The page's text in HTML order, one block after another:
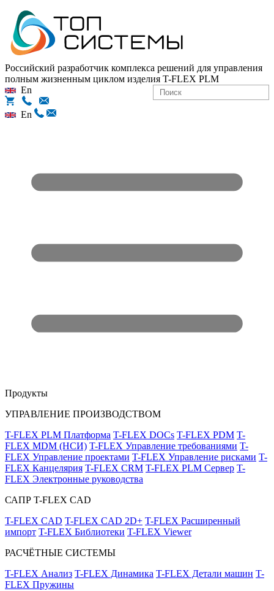
Российский разработчик комплекса решений для управления
полным жизненным циклом изделия T-FLEX PLM
En
En
Продукты
УПРАВЛЕНИЕ ПРОИЗВОДСТВОМ
T-FLEX PLM Платформа T-FLEX DOCs T-FLEX PDM T-
FLEX MDM (НСИ) T-FLEX Управление требованиями T-
FLEX Управление проектами T-FLEX Управление рисками T-
FLEX Канцелярия T-FLEX CRM T-FLEX PLM Сервер T-
FLEX Электронные руководства
САПР T-FLEX CAD
T-FLEX CAD T-FLEX CAD 2D+ T-FLEX Расширенный
импорт T-FLEX Библиотеки T-FLEX Viewer
РАСЧЁТНЫЕ СИСТЕМЫ
T-FLEX Анализ T-FLEX Динамика T-FLEX Детали машин T-
FLEX Пружины